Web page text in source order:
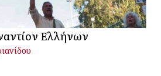
Ελλήνων